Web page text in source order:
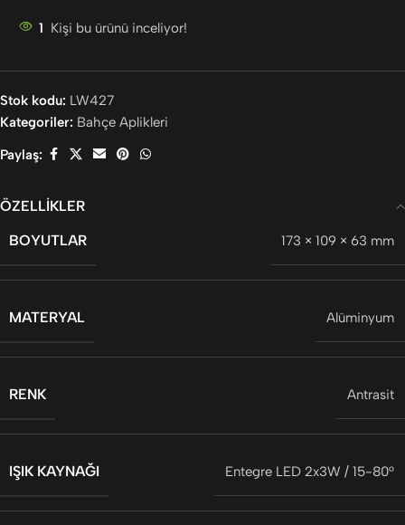
1 Kişi bu ürünü inceliyor!
Stok kodu: LW427
Kategoriler: Bahçe Aplikleri
Paylaş:
ÖZELLIKLER
BOYUTLAR
173 × 109 × 63 mm
MATERYAL Alüminyum
RENK Antrasit
IŞIK KAYNAĞI Entegre LED 2x3W / 15-80°